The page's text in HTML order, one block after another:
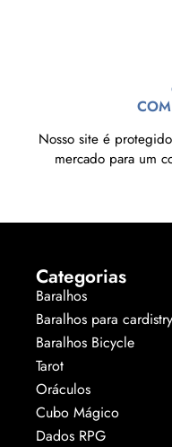
Nosso site é
mercado para um
Categorias
Baralhos
Baralhos para cardistry
Baralhos Bicycle
Tarot
Oráculos
Cubo Mágico
Dados RPG